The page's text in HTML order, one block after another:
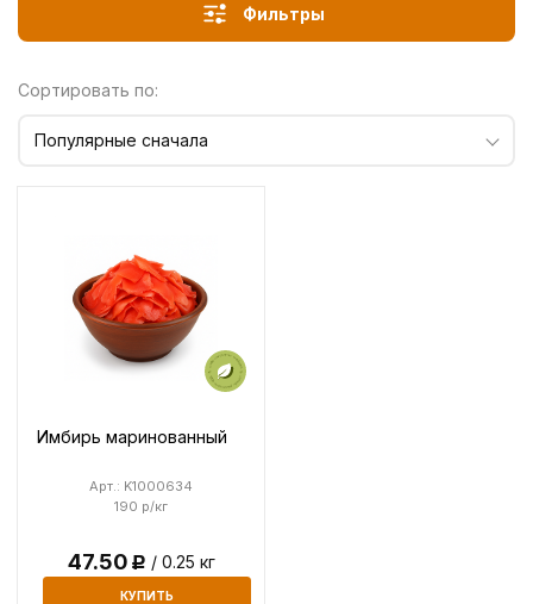
Фильтры
Сортировать по:
Популярные сначала
Имбирь маринованный
190 р/кг
Арт.: K1000634
47.50Р / 0.25 кг
КУПИТЬ